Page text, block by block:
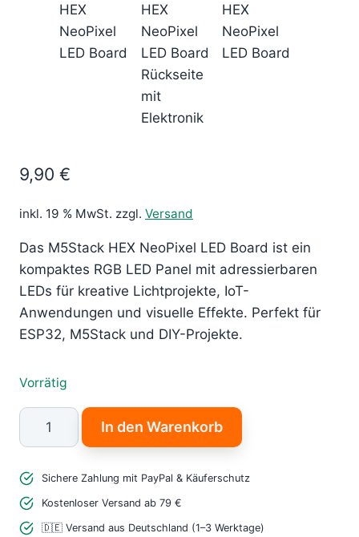
9,90 €
inkl. 19 % MwSt. zzgl. Versand
Das M5Stack HEX NeoPixel LED Board ist ein
kompaktes RGB LED Panel mit adressierbaren
LEDs für kreative Lichtprojekte, IoT-
Anwendungen und visuelle Effekte. Perfekt für
ESP32, M5Stack und DIY-Projekte.
Vorrätig
M5Stack
HEX
LED
Board
–
In den Warenkorb
Sichere Zahlung mit PayPal & Käuferschutz
Kostenloser Versand ab 79 €
🇩🇪 Versand aus Deutschland (1–3 Werktage)